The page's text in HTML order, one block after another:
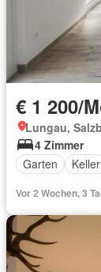
€ 1 200/
Lungau,
4 Zimmer
Garten
Keller
Vor 2 Wochen, 3